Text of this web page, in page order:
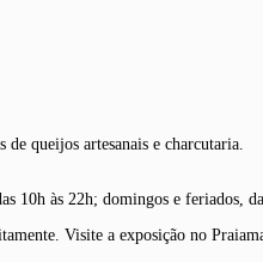
queijos artesanais e charcutaria.
10h às 22h; domingos e feriados,
Visite a exposição no